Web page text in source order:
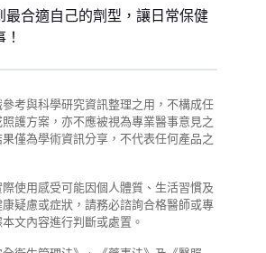
最合適自己的劑型，讓日常保健
考與科學研究資訊整理之用，不構成任
護方案，亦不應被視為專業醫事意見之
僅為學術資訊分享，不代表任何產品之
使用感受可能因個人體質、生活習慣及
疑慮或症狀，請務必諮詢合格醫師或專
文內容進行判斷或處置。